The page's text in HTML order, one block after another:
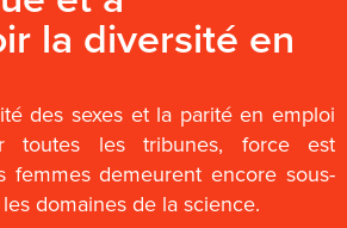
la diversité en
des sexes et la parité en emploi
toutes les tribunes, force est
femmes demeurent encore sous-
domaines de la science.